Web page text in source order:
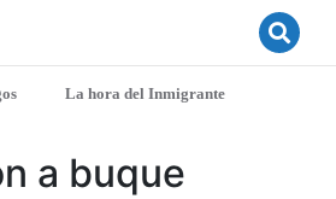
La hora del Inmigrante
a buque